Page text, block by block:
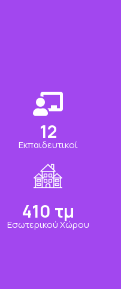
15
Εκπαιδευτικοί
500 τμ
Εσωτερικού Χώρου